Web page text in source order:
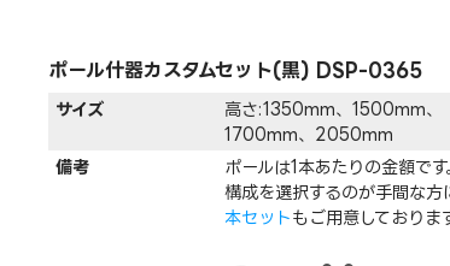
ポール什器カスタムセット(黒) DSP-0365
サイズ
高さ:1350mm、1500mm、
1700mm、2050mm
備考
ポールは1本あたりの金額です
構成を選択するのが手間な方
本セット もご用意しておりま